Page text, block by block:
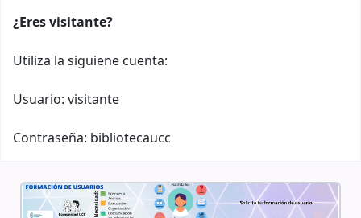
¿Eres visitante?
Utiliza la siguiene cuenta:
Usuario: visitante
Contraseña: bibliotecaucc